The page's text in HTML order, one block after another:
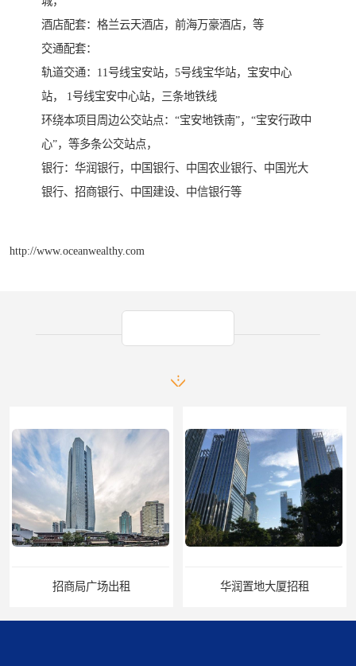
酒店配套：格兰云天酒店，前海万豪酒店，等
交通配套：
轨道交通：11号线宝安站，5号线宝华站，宝安中心
站， 1号线宝安中心站，三条地铁线
环绕本项目周边公交站点：“宝安地铁南”，“宝安行政中
心”，等多条公交站点，
银行：华润银行，中国银行、中国农业银行、中国光大
银行、招商银行、中国建设、中信银行等
http://www.oceanwealthy.com
华润置地大厦招租 比克科技大厦招租